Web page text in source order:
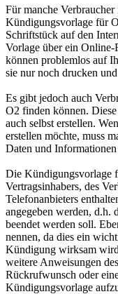
Für manche Verbraucher
Kündigungsvorlage für
Schriftstück auf den
Vorlage über ein Online-
können problemlos auf
sie nur noch drucken
Es gibt jedoch auch
O2 finden können.
auch selbst erstellen.
erstellen möchte, muss
Daten und
Die Kündigungsvorlage
Vertragsinhabers, des
Telefonanbieters
angegeben werden, d.h.
beendet werden soll.
nennen, da dies ein
Kündigung wirksam
weitere Anweisungen
Rückrufwunsch oder
Kündigungsvorlage